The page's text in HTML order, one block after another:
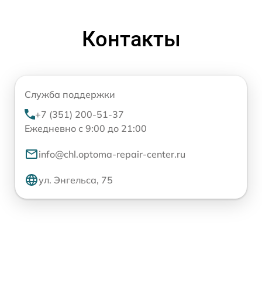
Контакты
Служба поддержки
+7 (351) 200-51-37
Ежедневно с 9:00 до 21:00
info@chl.optoma-repair-center.ru
ул. Энгельса, 75